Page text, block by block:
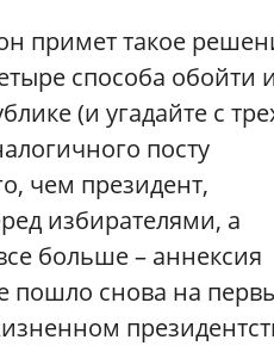
примет такое
способа обойти
(и угадайте с
посту
чем президент,
избирателями, а
больше – аннексия
пошло снова на